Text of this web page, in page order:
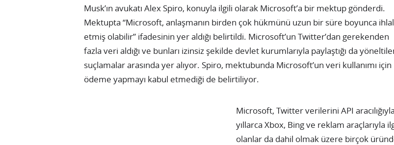
Musk’ın avukatı Alex Spiro, konuyla ilgili olarak Microsoft’a bir mektup gönderdi.
Mektupta “Microsoft, anlaşmanın birden çok hükmünü uzun bir süre boyunca ihlal
etmiş olabilir” ifadesinin yer aldığı belirtildi. Microsoft’un Twitter’dan gerekenden
fazla veri aldığı ve bunları izinsiz şekilde devlet kurumlarıyla paylaştığı da
suçlamalar arasında yer alıyor. Spiro, mektubunda Microsoft’un veri kullanımı için
ödeme yapmayı kabul etmediği de belirtiliyor.
Microsoft, Twitter verilerini API aracılığıyla
yıllarca Xbox, Bing ve reklam araçlarıyla
olanlar da dahil olmak üzere birçok